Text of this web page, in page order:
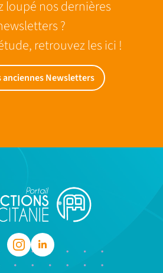
loupé nos dernières
?
retrouvez les ici !
anciennes Newsletters